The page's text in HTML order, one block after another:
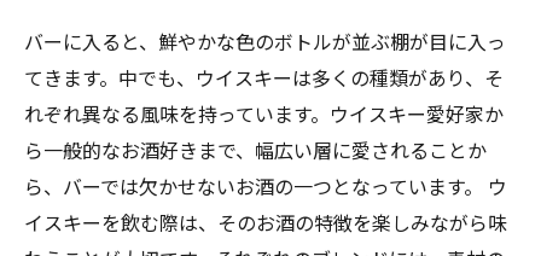
バーに入ると、鮮やかな色のボトルが並ぶ棚が目に入っ
てきます。中でも、ウイスキーは多くの種類があり、そ
れぞれ異なる風味を持っています。ウイスキー愛好家か
ら一般的なお酒好きまで、幅広い層に愛されることか
ら、バーでは欠かせないお酒の一つとなっています。 ウ
イスキーを飲む際は、そのお酒の特徴を楽しみながら味